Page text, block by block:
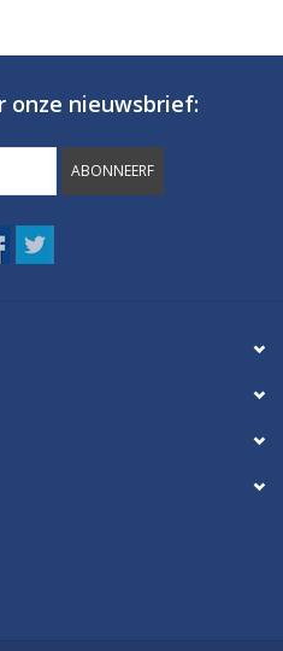
onze nieuwsbrief:
ABONNEERF